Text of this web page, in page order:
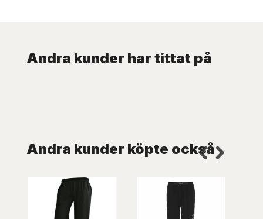
Andra kunder har tittat på
Andra kunder köpte också